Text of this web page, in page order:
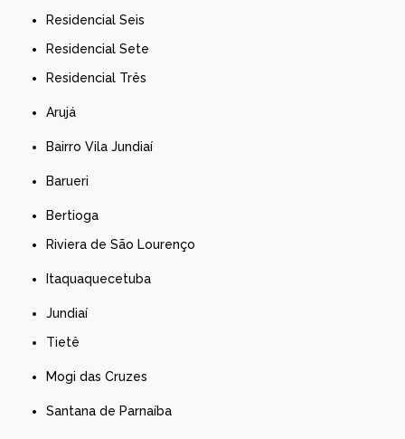
Residencial Seis
Residencial Sete
Residencial Três
Arujá
Bairro Vila Jundiaí
Barueri
Bertioga
Riviera de São Lourenço
Itaquaquecetuba
Jundiaí
Tietê
Mogi das Cruzes
Santana de Parnaíba